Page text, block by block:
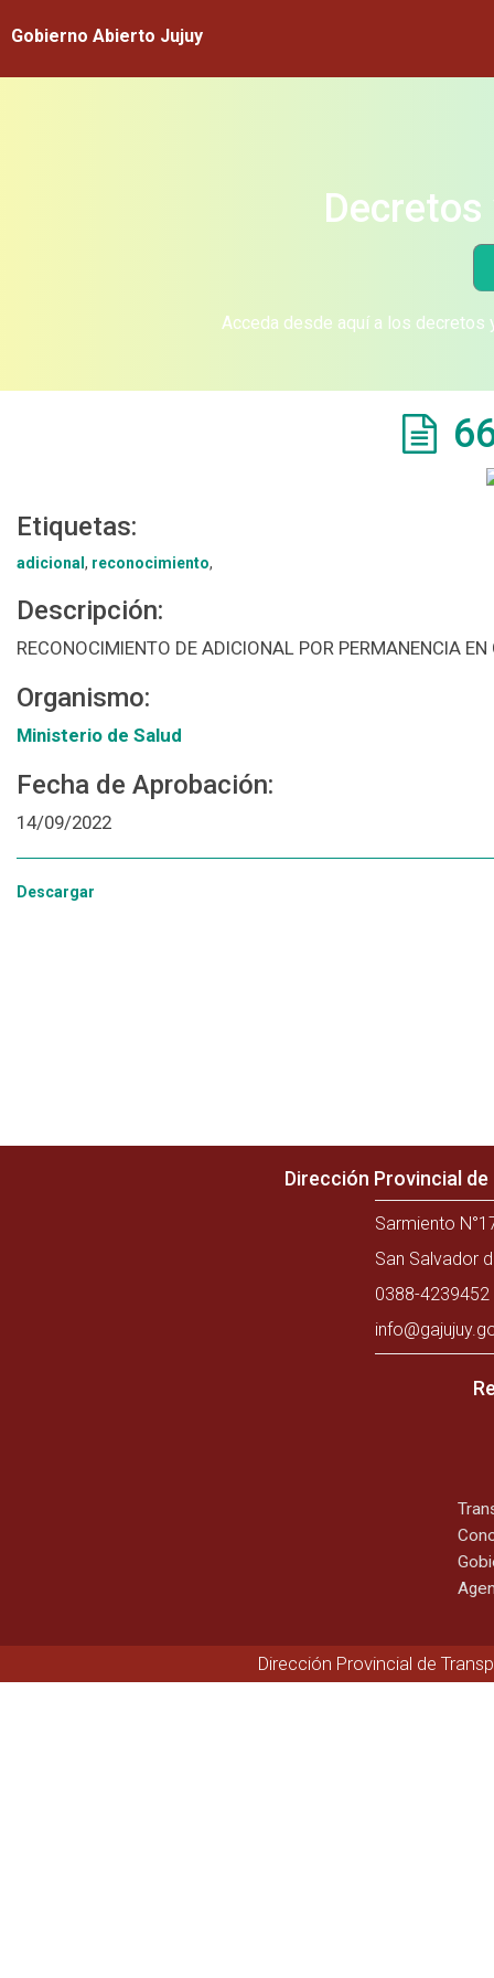
Gobierno Abierto Jujuy
Acceda desde aquí a los
Etiquetas:
adicional , reconocimiento,
Descripción:
RECONOCIMIENTO DE ADICIONAL POR PERMANENCIA
Organismo:
Ministerio de Salud
Fecha de Aprobación:
14/09/2022
Descargar
Dirección Provincial
Sarmiento
San Salvador
0388-
Dirección Provincial de